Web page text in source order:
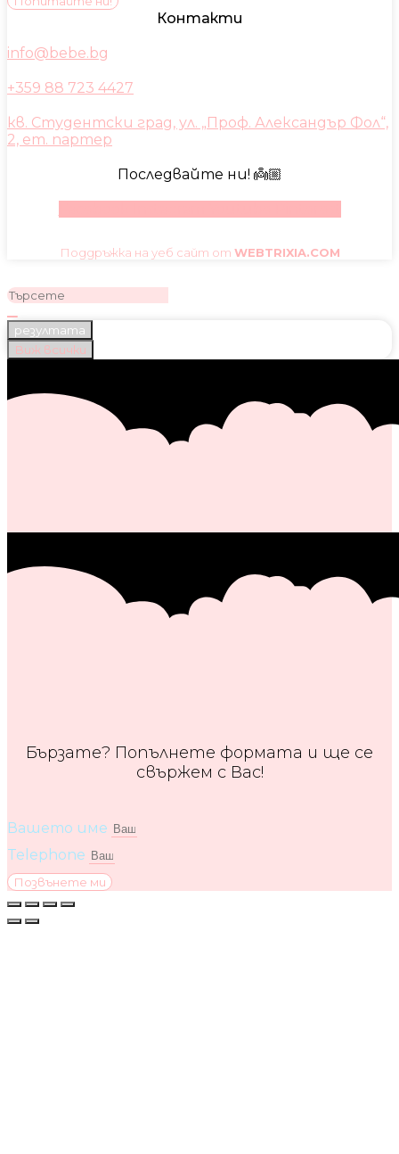
Контакти
info@bebe.bg
+359 88 723 4427
кв. Студентски град, ул. „Проф. Александър Фол“,
2, ет. партер
Последвайте ни! 👼🏼
Поддръжка на уеб сайт от WEBTRIXIA.COM
резултата
Виж всички
Бързате? Попълнете формата и ще се
свържем с Вас!
Вашето име
Telephone
Позвънете ми